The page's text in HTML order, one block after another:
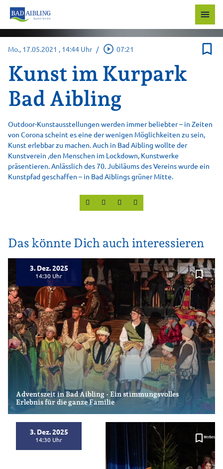
menu
Mo., 17.05.2021 , 14:44 Uhr / play_circle_outline 07:21 bookmark_border
Kunst im Kurpark
Bad Aibling
Outdoor-Kunstausstellungen werden immer beliebter – in Zeiten
von Corona scheint es eine der wenigen Möglichkeiten zu sein,
Kunst erlebbar zu machen. Auch in Bad Aibling wollte der
Kunstverein ,den Menschen im Lockdown, Kunstwerke
präsentieren. Anlässlich des 70. Jubiläums des Vereins wurde ein
Kunstpfad geschaffen – in Bad Aiblings grüner Mitte.
Das könnte Dich auch interessieren
bookmark_border
3. Dez. 2025
14:30
Adventszeit in Bad Aibling - Ein stimmungsvolles
Erlebnis für die ganze Familie
bookmark_border
3. Dez. 2025
14:30